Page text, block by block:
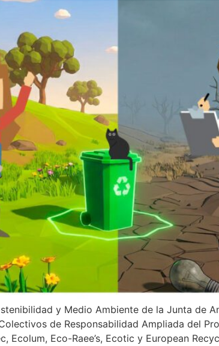
y Medio Ambiente de la Junta de
de Responsabilidad Ampliada del
Ecolum, Eco-Raee’s, Ecotic y European